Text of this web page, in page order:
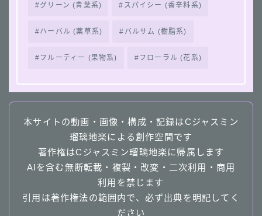
グリーン (青葉系) スパイシー (香辛料系)
ハーバル (薬草系) バルサム (樹脂系)
フルーティー (果物系) フローラル (花系)
本サイトの動画・画像・構成・記録はCジャスミン
瑠璃地楽による創作空間です
著作権はCジャスミン瑠璃地楽に帰属します
AIを含む無断転載・複製・改変・二次利用・商用
利用を禁じます
引用は著作権法の範囲内で、必ず出典を明記してく
ださい